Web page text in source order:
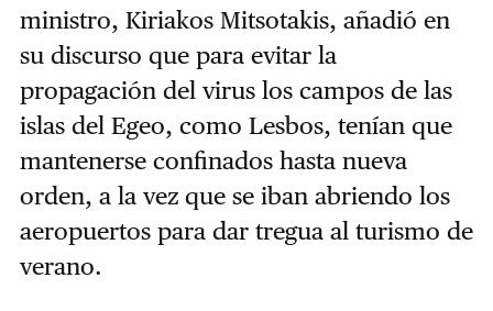
ministro, Kiriakos Mitsotakis, añadió en
su discurso que para evitar la
propagación del virus los campos de las
islas del Egeo, como Lesbos, tenían que
mantenerse confinados hasta nueva
orden, a la vez que se iban abriendo los
aeropuertos para dar tregua al turismo de
verano.